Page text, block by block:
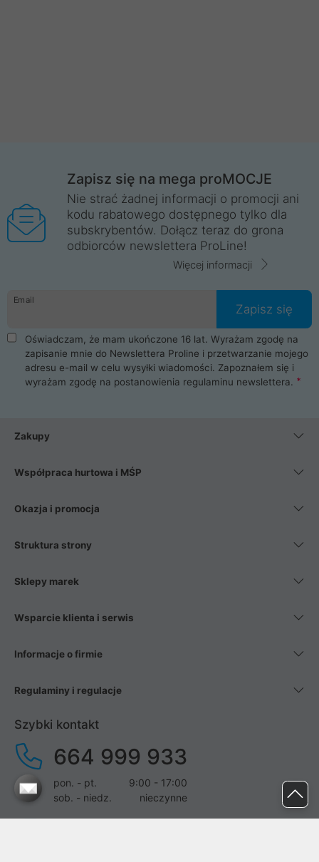
Zapisz się na mega proMOCJE
Nie strać żadnej informacji o promocji ani
kodu rabatowego dostępnego tylko dla
subskrybentów. Dołącz teraz do grona
odbiorców newslettera ProLine!
Więcej informacji
Email
Zapisz się
Oświadczam, że mam ukończone 16 lat. Wyrażam zgodę na
zapisanie mnie do Newslettera Proline i przetwarzanie mojego
adresu e-mail w celu wysyłki wiadomości. Zapoznałem się i
wyrażam zgodę na postanowienia regulaminu newslettera.
Zakupy
Współpraca hurtowa i MŚP
Okazja i promocja
Struktura strony
Sklepy marek
Wsparcie klienta i serwis
Informacje o firmie
Regulaminy i regulacje
Szybki kontakt
664 999 933
pon. - pt.
9:00 - 17:00
sob. - niedz.
nieczynne